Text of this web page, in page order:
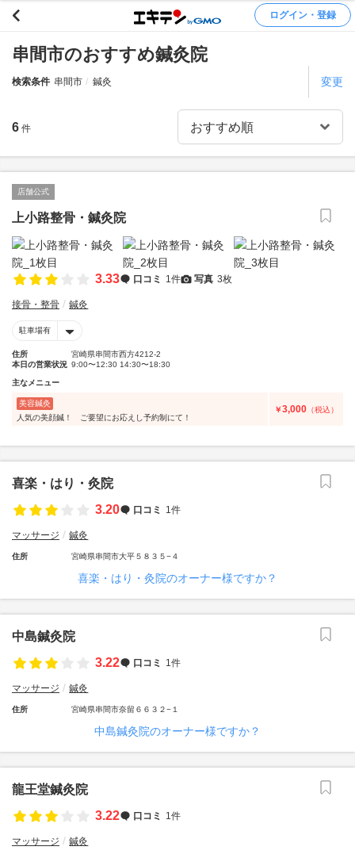
ログイン・登録
串間市のおすすめ鍼灸院
検索条件 串間市 鍼灸 変更
6 件
店舗公式
上小路整骨・鍼灸院
3.33 口コミ 1件 写真 3枚
接骨・整骨 鍼灸
駐車場有
住所
宮崎県串間市西方4212-2
本日の営業状況 9:00〜12:30 14:30〜18:30
主なメニュー
美容鍼灸
人気の美顔鍼！ ご要望にお応えし予約制にて！
￥3,000 （税込）
喜楽・はり・灸院
3.20
口コミ 1件
マッサージ 鍼灸
住所 宮崎県串間市大平５８３５−４
喜楽・はり・灸院のオーナー様ですか？
中島鍼灸院
3.22
口コミ 1件
マッサージ 鍼灸
住所 宮崎県串間市奈留６６３２−１
中島鍼灸院のオーナー様ですか？
龍王堂鍼灸院
3.22
口コミ 1件
マッサージ 鍼灸